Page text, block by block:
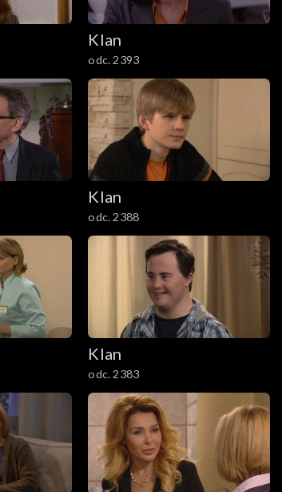
Klan
odc. 2393
Klan
odc. 2388
Klan
odc. 2383